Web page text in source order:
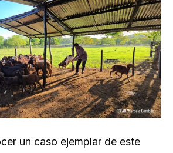
un caso ejemplar de este